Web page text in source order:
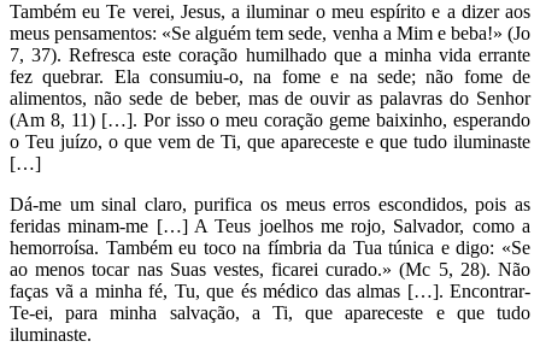
Também eu Te verei, Jesus, a iluminar o meu espírito e a dizer aos
meus pensamentos: «Se alguém tem sede, venha a Mim e beba!» (Jo
7, 37). Refresca este coração humilhado que a minha vida errante
fez quebrar. Ela consumiu-o, na fome e na sede; não fome de
alimentos, não sede de beber, mas de ouvir as palavras do Senhor
(Am 8, 11) […]. Por isso o meu coração geme baixinho, esperando
o Teu juízo, o que vem de Ti, que apareceste e que tudo iluminaste
[…]
Dá-me um sinal claro, purifica os meus erros escondidos, pois as
feridas minam-me […] A Teus joelhos me rojo, Salvador, como a
hemorroísa. Também eu toco na fímbria da Tua túnica e digo: «Se
ao menos tocar nas Suas vestes, ficarei curado.» (Mc 5, 28). Não
faças vã a minha fé, Tu, que és médico das almas […]. Encontrar-
Te-ei, para minha salvação, a Ti, que apareceste e que tudo
iluminaste.